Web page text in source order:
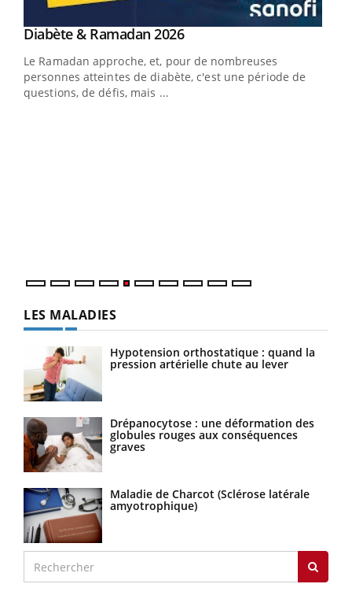
Youtube
Diabète & Ramadan 2026Youtube
Le Ramadan approche, et, pour de nombreuses
personnes atteintes de diabète, c'est une période de
questions, de défis, mais ...
LES MALADIES
Hypotension orthostatique : quand la
pression artérielle chute au lever
Drépanocytose : une déformation des
globules rouges aux conséquences
graves
Maladie de Charcot (Sclérose latérale
amyotrophique)